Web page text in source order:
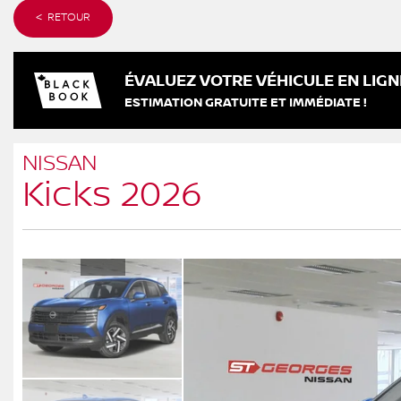
< RETOUR
ÉVALUEZ VOTRE VÉHICULE EN
ESTIMATION GRATUITE ET IMMÉDIATE !
NISSAN
Kicks 2026